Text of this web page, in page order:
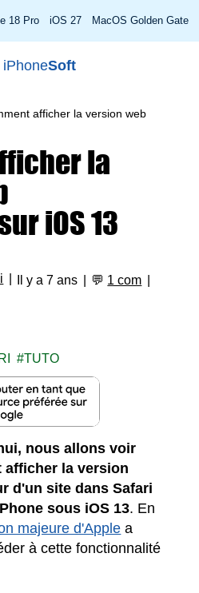
18 Pro iOS 27 MacOS Golden Gate
iPhoneSoft
afficher la version web
la
iOS 13
Il y a 7 ans 💬 1 com
TUTO
nous allons voir
afficher la version
d'un site dans Safari
sous iOS 13. En
majeure d'Apple a
à cette fonctionnalité